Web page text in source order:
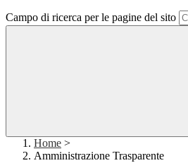
Campo di ricerca per le pagine del sito
Home >
Amministrazione Trasparente